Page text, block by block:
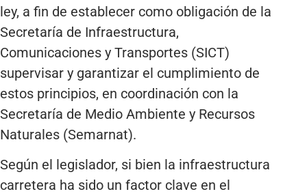
ley, a fin de establecer como obligación de la
Secretaría de Infraestructura,
Comunicaciones y Transportes (SICT)
supervisar y garantizar el cumplimiento de
estos principios, en coordinación con la
Secretaría de Medio Ambiente y Recursos
Naturales (Semarnat).
Según el legislador, si bien la infraestructura
carretera ha sido un factor clave en el